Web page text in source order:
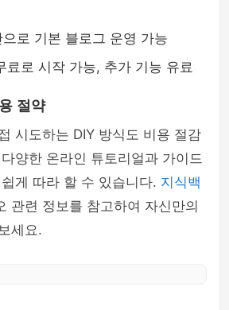
로 기본 블로그 운영 가능
료로 시작 가능, 추가 기능 유료
절약
시도하는 DIY 방식도 비용 절감
양한 온라인 튜토리얼과 가이드
게 따라 할 수 있습니다. 지식백
관련 정보를 참고하여 자신만의
세요.